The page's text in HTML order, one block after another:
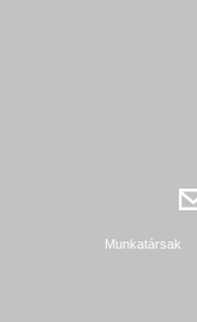
Munkatársak